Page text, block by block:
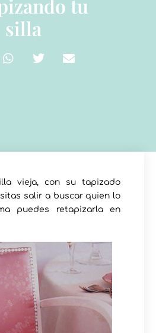
tu
silla
vieja, con su tapizado
salir a buscar quien lo
puedes retapizarla en